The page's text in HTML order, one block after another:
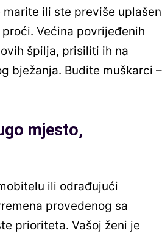
ili ste previše
Većina povrijeđenih
špilja, prisiliti ih na
bježanja. Budite muškarci –
mjesto,
ili odrađujući
provedenog sa
prioriteta. Vašoj ženi je